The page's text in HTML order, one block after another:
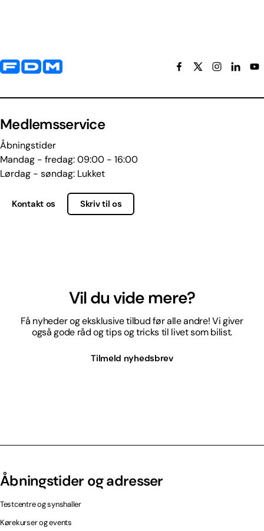
Yderligere information og kontaktoplysninger
Medlemsservice
Åbningstider
Mandag - fredag: 09:00 - 16:00
Lørdag - søndag: Lukket
Kontakt os Skriv til os
Vil du vide mere?
Få nyheder og eksklusive tilbud før alle andre! Vi giver
også gode råd og tips og tricks til livet som bilist.
Tilmeld nyhedsbrev
Åbningstider og adresser
Testcentre og synshaller
Kørekurser og events